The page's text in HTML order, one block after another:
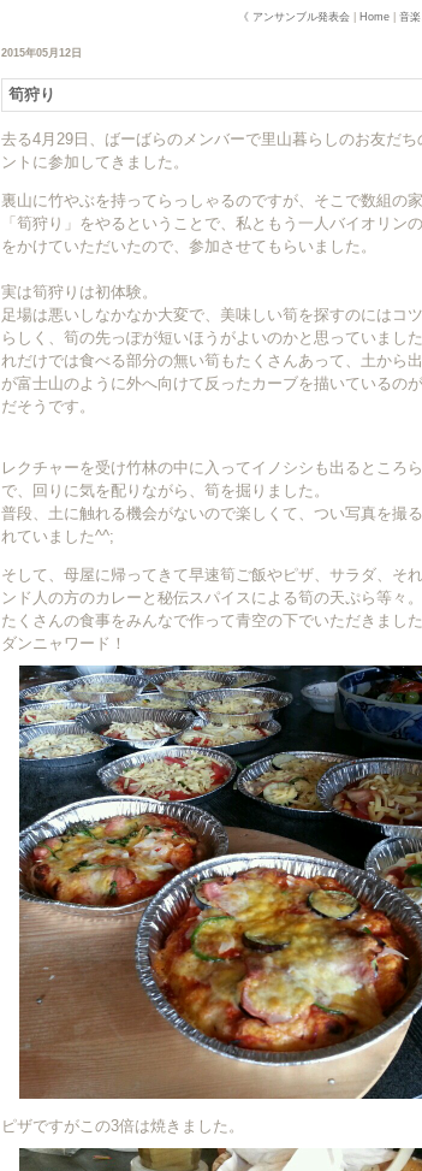
《 アンサンブル発表会 Home 音楽
2015年05月12日
筍狩り
去る4月29日、ばーばらのメンバーで里山暮らしのお友だち
ントに参加してきました。
裏山に竹やぶを持ってらっしゃるのですが、そこで数組の
「筍狩り」をやるということで、私ともう一人バイオリン
をかけていただいたので、参加させてもらいました。
実は筍狩りは初体験。
足場は悪いしなかなか大変で、美味しい筍を探すのにはコ
らしく、筍の先っぽが短いほうがよいのかと思っていまし
れだけでは食べる部分の無い筍もたくさんあって、土から
が富士山のように外へ向けて反ったカーブを描いているの
だそうです。
レクチャーを受け竹林の中に入ってイノシシも出るところ
で、回りに気を配りながら、筍を掘りました。
普段、土に触れる機会がないので楽しくて、つい写真を撮
れていました^^;
そして、母屋に帰ってきて早速筍ご飯やピザ、サラダ、そ
ンド人の方のカレーと秘伝スパイスによる筍の天ぷら等々。
たくさんの食事をみんなで作って青空の下でいただきました
ダンニャワード！
ピザですがこの3倍は焼きました。